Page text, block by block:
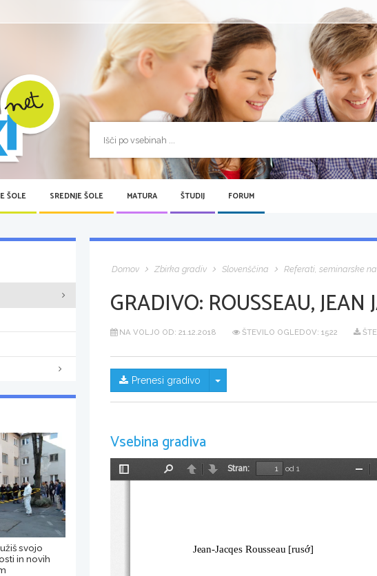
ŠOLE SREDNJE ŠOLE MATURA ŠTUDIJ FORUM
Domov Zbirka gradiv Slovenščina Referati, seminarske
GRADIVO: ROUSSEAU, JEAN
NA VOLJO OD: 21.12.2018 ŠTEVILO OGLEDOV: 1522
Prenesi gradivo Skrij/prikaži meni
Vsebina gradiva
Preklopi
NazajNaprej
Stran:
od 1
Jean-Jacqes Rousseau [rusớ]
svojo
in novih